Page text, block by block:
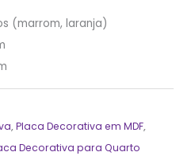
(marrom, laranja)
,Placa Decorativa em MDF,
Decorativa para Quarto